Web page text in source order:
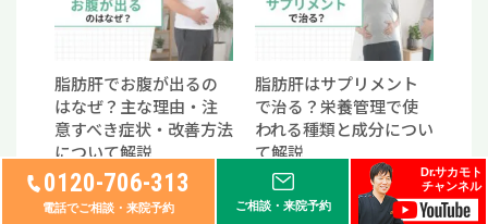
0120-706-313
電話でご相談・来院予約 ご相談・来院予約
Dr.サカモト
チャンネル
脂肪肝でお腹が出るの
はなぜ？主な理由・注
意すべき症状・改善方法
について解説
脂肪肝はサプリメント
で治る？栄養管理で使
われる種類と成分につい
て解説